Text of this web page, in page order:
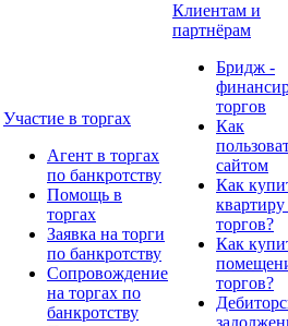
Участие в торгах
Агент в торгах
по банкротству
Помощь в
торгах
Заявка на торги
по банкротству
Сопровождение
на торгах по
банкротству
Клиентам и
партнёрам
Бридж -
торгов
Как
сайтом
Как
квартиру
торгов?
Как
торгов?